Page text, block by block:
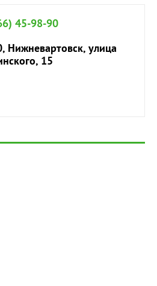
45-98-90
Нижневартовск, улица
15